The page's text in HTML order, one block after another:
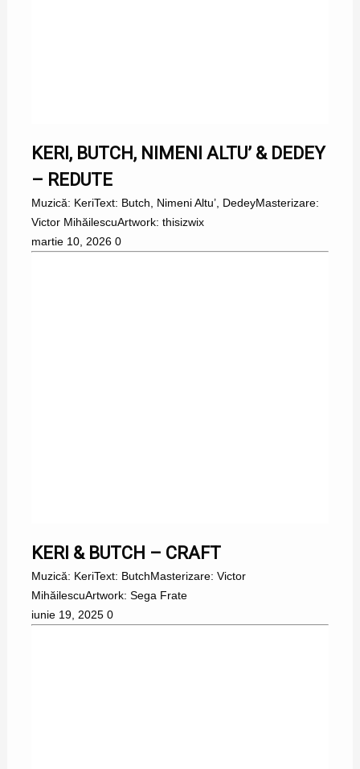
KERI, BUTCH, NIMENI ALTU’ & DEDEY
– REDUTE
Muzică: KeriText: Butch, Nimeni Altu’, DedeyMasterizare:
Victor MihăilescuArtwork: thisizwix
martie 10, 2026 0
KERI & BUTCH – CRAFT
Muzică: KeriText: ButchMasterizare: Victor
MihăilescuArtwork: Sega Frate
iunie 19, 2025 0